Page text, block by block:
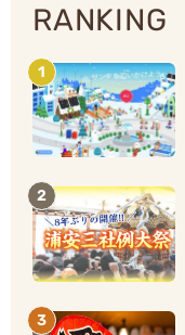
RANKING
1
2
3